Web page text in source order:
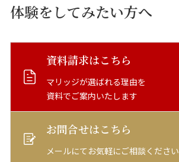
体験をしてみたい方へ
資料請求はこちら
マリッジが選ばれる理由を
資料でご案内いたします
お問合せはこちら
メールにてお気軽にご相談ください